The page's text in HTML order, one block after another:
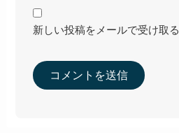
新しい投稿をメールで受け取る